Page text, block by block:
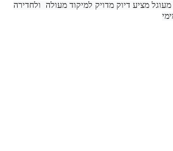
מציע דיוק מדויק למיקוד מעולה ולחדירה